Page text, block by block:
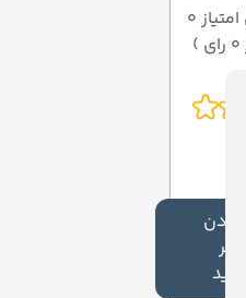
میانگین امتیاز 0
افزودن
نظر
جدید